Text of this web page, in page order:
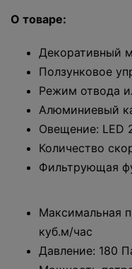
О товаре:
Декоративный
Ползунковое
Режим отвода
Алюминиевый
Овещение: LED
Количество
Фильтрующая
Максимальная
куб.м/час
Давление: 180